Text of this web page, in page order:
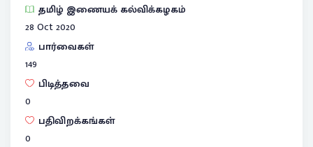
தமிழ் இணையக் கல்விக்கழகம்
28 Oct 2020
பார்வைகள்
149
பிடித்தவை
0
பதிவிறக்கங்கள்
0